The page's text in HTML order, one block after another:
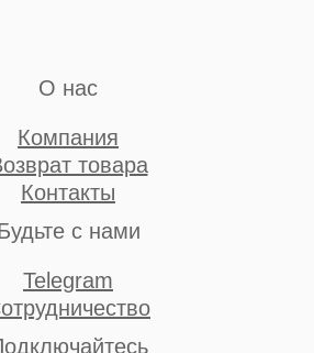
О нас
Компания
товара
Контакты
с нами
Telegram